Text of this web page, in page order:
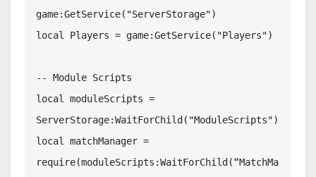
game:GetService("ServerStorage")
local Players = game:GetService("Players")
-- Module Scripts
local moduleScripts =
ServerStorage:WaitForChild("ModuleScripts")
local matchManager =
require(moduleScripts:WaitForChild(“MatchMa